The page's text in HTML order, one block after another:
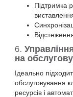
Підтримка
6.
на
Ідеально
обслуговування
ресурсів і